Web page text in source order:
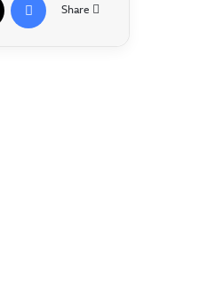
Share